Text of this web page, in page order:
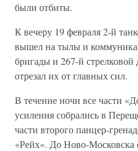
были отбиты.
К вечеру 19 февраля 2-й
вышел на тылы и
бригады и 267-й
отрезал их от главных сил.
В течение ночи все части
усиления собрались в
части второго панцер-
«Рейх». До Ново-Московска